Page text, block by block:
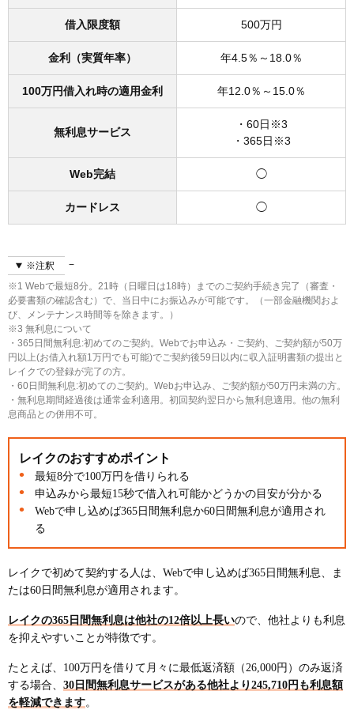
借入限度額 500万円
金利（実質年率） 年4.5％～18.0％
100万円借入れ時の適用金利 年12.0％～15.0％
無利息サービス
・60日※3
・365日※3
Web完結 ◯
カードレス ◯
※注釈
※1 Webで最短8分。21時（日曜日は18時）までのご契約手続き完了（審査・
必要書類の確認含む）で、当日中にお振込みが可能です。（一部金融機関およ
び、メンテナンス時間等を除きます。）
※3 無利息について
・365日間無利息:初めてのご契約。Webでお申込み・ご契約、ご契約額が50万
円以上(お借入れ額1万円でも可能)でご契約後59日以内に収入証明書類の提出と
レイクでの登録が完了の方。
・60日間無利息:初めてのご契約。Webお申込み、ご契約額が50万円未満の方。
・無利息期間経過後は通常金利適用。初回契約翌日から無利息適用。他の無利
息商品との併用不可。
レイクのおすすめポイント
最短8分で100万円を借りられる
申込みから最短15秒で借入れ可能かどうかの目安が分かる
Webで申し込めば365日間無利息か60日間無利息が適用され
る
レイクで初めて契約する人は、Webで申し込めば365日間無利息、ま
たは60日間無利息が適用されます。
レイクの365日間無利息は他社の12倍以上長いので、他社よりも利息
を抑えやすいことが特徴です。
たとえば、100万円を借りて月々に最低返済額（26,000円）のみ返済
する場合、 30日間無利息サービスがある他社より245,710円も利息額
を軽減できます。